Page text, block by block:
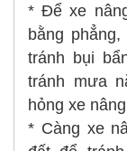
* Để xe
bằng
tránh bụi
tránh mưa
hỏng xe
* Càng xe